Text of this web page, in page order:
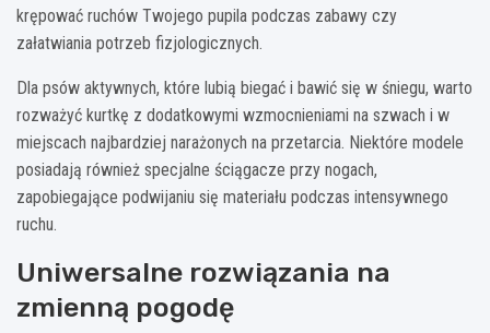
krępować ruchów Twojego pupila podczas zabawy czy
załatwiania potrzeb fizjologicznych.
Dla psów aktywnych, które lubią biegać i bawić się w śniegu, warto
rozważyć kurtkę z dodatkowymi wzmocnieniami na szwach i w
miejscach najbardziej narażonych na przetarcia. Niektóre modele
posiadają również specjalne ściągacze przy nogach,
zapobiegające podwijaniu się materiału podczas intensywnego
ruchu.
Uniwersalne rozwiązania na
zmienną pogodę